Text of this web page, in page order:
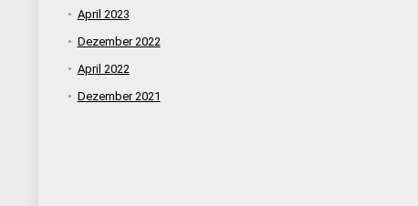
April 2023
Dezember 2022
April 2022
Dezember 2021